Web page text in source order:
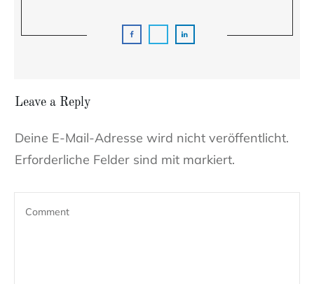
Leave a Reply
Deine E-Mail-Adresse wird nicht veröffentlicht.
Erforderliche Felder sind mit markiert.